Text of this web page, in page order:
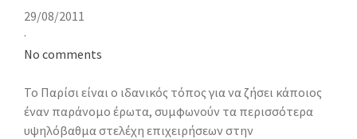
29/08/2011
·
No comments
Το Παρίσι είναι ο ιδανικός τόπος για να ζήσει κάποιος
έναν παράνομο έρωτα, συμφωνούν τα περισσότερα
υψηλόβαθμα στελέχη επιχειρήσεων στην